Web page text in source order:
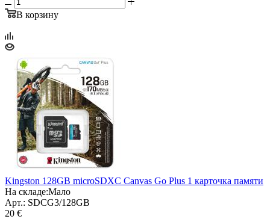
В корзину
Kingston 128GB microSDXC Canvas Go Plus 1 карточка памяти
На складе:Мало
Арт.: SDCG3/128GB
20 €